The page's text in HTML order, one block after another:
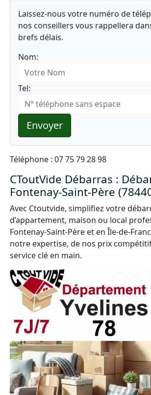
Laissez-nous votre numéro de
nos conseillers vous rappellera
brefs délais.
Nom:
Tel:
Envoyer
Téléphone : 07 75 79 28 98
CToutVide Débarras :
Fontenay-Saint-Père
Avec Ctoutvide, simplifiez votre
d’appartement, maison ou local
Fontenay-Saint-Père et en Île-de-
notre expertise, de nos prix
service clé en main.